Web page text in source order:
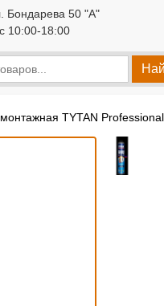
Бондарева 50 "А"
10:00-18:00
TYTAN